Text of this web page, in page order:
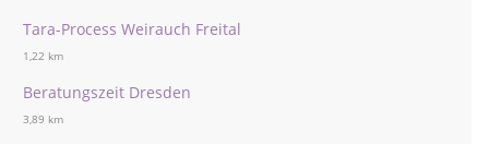
Tara-Process Weirauch Freital
1,22 km
Beratungszeit Dresden
3,89 km